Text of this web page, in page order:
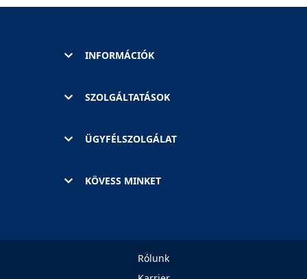
INFORMÁCIÓK
SZOLGÁLTATÁSOK
ÜGYFÉLSZOLGÁLAT
KÖVESS MINKET
Rólunk